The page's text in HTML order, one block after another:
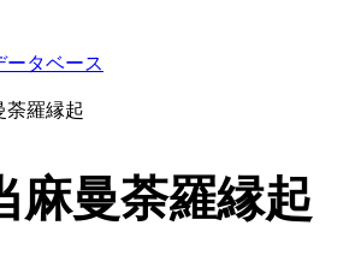
ータベース
荼羅縁起
麻曼荼羅縁起